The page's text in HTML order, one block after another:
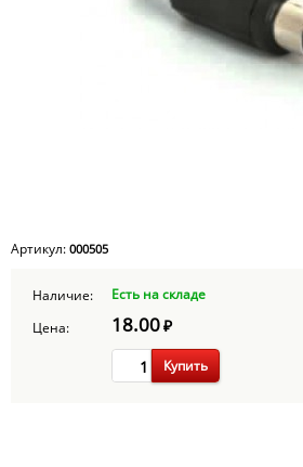
Артикул: 000505
Наличие:
Есть на складе
Цена:
18.00₽
Купить